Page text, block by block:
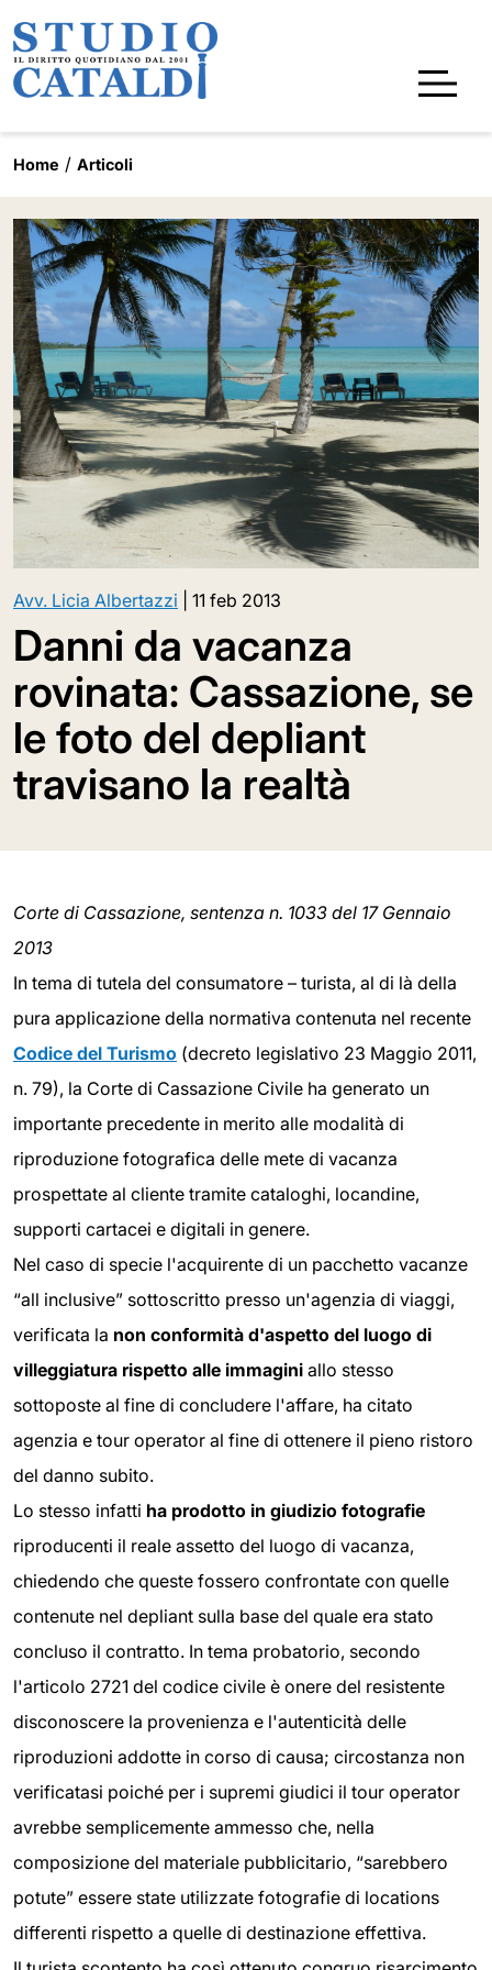
Home Articoli
Avv. Licia Albertazzi 11 feb 2013
Danni da vacanza
rovinata: Cassazione, se
le foto del depliant
travisano la realtà
Corte di Cassazione, sentenza n. 1033 del 17 Gennaio
2013
In tema di tutela del consumatore – turista, al di là della
pura applicazione della normativa contenuta nel recente
Codice del Turismo (decreto legislativo 23 Maggio 2011,
n. 79), la Corte di Cassazione Civile ha generato un
importante precedente in merito alle modalità di
riproduzione fotografica delle mete di vacanza
prospettate al cliente tramite cataloghi, locandine,
supporti cartacei e digitali in genere.
Nel caso di specie l'acquirente di un pacchetto vacanze
“all inclusive” sottoscritto presso un'agenzia di viaggi,
verificata la non conformità d'aspetto del luogo di
villeggiatura rispetto alle immagini allo stesso
sottoposte al fine di concludere l'affare, ha citato
agenzia e tour operator al fine di ottenere il pieno ristoro
del danno subito.
Lo stesso infatti ha prodotto in giudizio fotografie
riproducenti il reale assetto del luogo di vacanza,
chiedendo che queste fossero confrontate con quelle
contenute nel depliant sulla base del quale era stato
concluso il contratto. In tema probatorio, secondo
l'articolo 2721 del codice civile è onere del resistente
disconoscere la provenienza e l'autenticità delle
riproduzioni addotte in corso di causa; circostanza non
verificatasi poiché per i supremi giudici il tour operator
avrebbe semplicemente ammesso che, nella
composizione del materiale pubblicitario, “sarebbero
potute” essere state utilizzate fotografie di locations
differenti rispetto a quelle di destinazione effettiva.